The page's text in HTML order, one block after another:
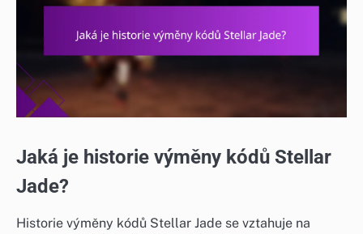
Jaká je historie výměny kódů Stellar
Jade?
Historie výměny kódů Stellar Jade se vztahuje na